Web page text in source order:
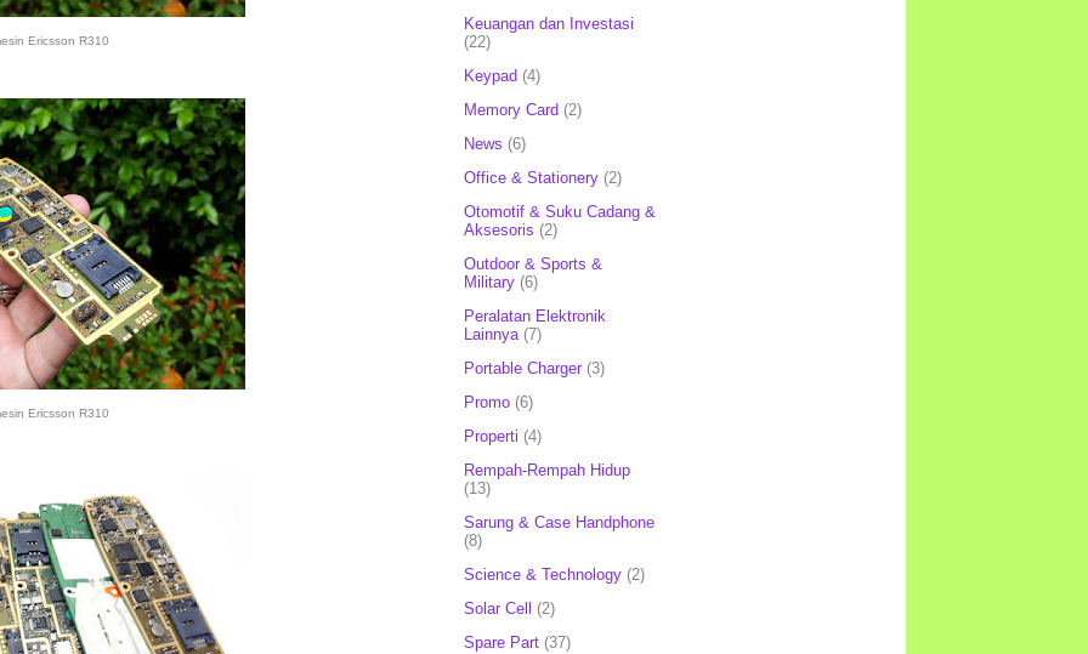
Ericsson R310
Ericsson R310
Keuangan dan Investasi
(22)
Keypad (4)
Memory Card (2)
News (6)
Office & Stationery (2)
Otomotif & Suku Cadang &
Aksesoris (2)
Outdoor & Sports &
Military (6)
Peralatan Elektronik
Lainnya (7)
Portable Charger (3)
Promo (6)
Properti (4)
Rempah-Rempah Hidup
(13)
Sarung & Case Handphone
(8)
Science & Technology (2)
Solar Cell (2)
Spare Part (37)